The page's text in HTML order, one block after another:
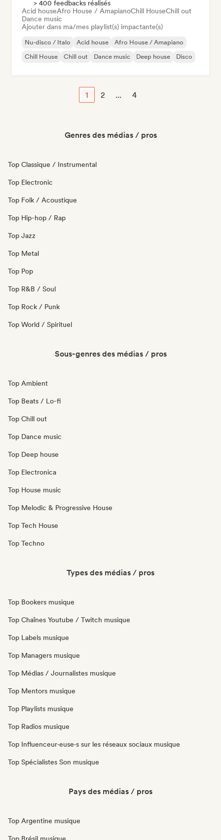
> 400 feedbacks réalisés
Acid houseAfro House / AmapianoChill HouseChill out
Dance music
Ajouter dans ma/mes playlist(s) impactante(s)
Nu-disco / Italo Acid house
Afro House / Amapiano
Chill House
Chill out Dance music Deep house Disco
1 2 ... 4
Genres des médias / pros
Top Classique / Instrumental
Top Electronic
Top Folk / Acoustique
Top Hip-hop / Rap
Top Jazz
Top Metal
Top Pop
Top R&B / Soul
Top Rock / Punk
Top World / Spirituel
Sous-genres des médias / pros
Top Ambient
Top Beats / Lo-fi
Top Chill out
Top Dance music
Top Deep house
Top Electronica
Top House music
Top Melodic & Progressive House
Top Tech House
Top Techno
Types des médias / pros
Top Bookers musique
Top Chaînes Youtube / Twitch musique
Top Labels musique
Top Managers musique
Top Médias / Journalistes musique
Top Mentors musique
Top Playlists musique
Top Radios musique
Top Influenceur·euse·s sur les réseaux sociaux musique
Top Spécialistes Son musique
Pays des médias / pros
Top Argentine musique